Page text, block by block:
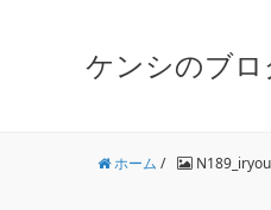
ケンシのブ
ホーム /